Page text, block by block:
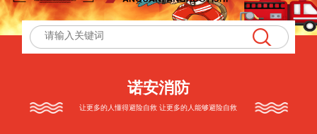
诺安消防
让更多的人懂得避险自救 让更多的人能够避险自救